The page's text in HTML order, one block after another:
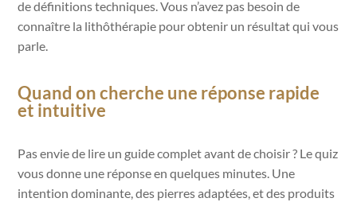
de définitions techniques. Vous n’avez pas besoin de
connaître la lithôthérapie pour obtenir un résultat qui vous
parle.
Quand on cherche une réponse rapide
et intuitive
Pas envie de lire un guide complet avant de choisir ? Le quiz
vous donne une réponse en quelques minutes. Une
intention dominante, des pierres adaptées, et des produits